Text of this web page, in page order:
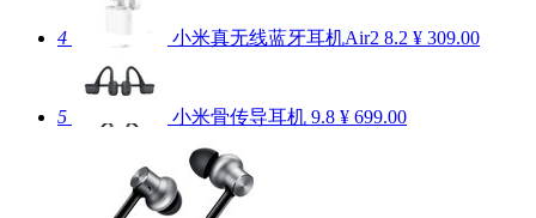
4 小米真无线蓝牙耳机Air2 8.2 ¥ 309.00
5 小米骨传导耳机 9.8 ¥ 699.00